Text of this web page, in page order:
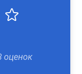
оценок